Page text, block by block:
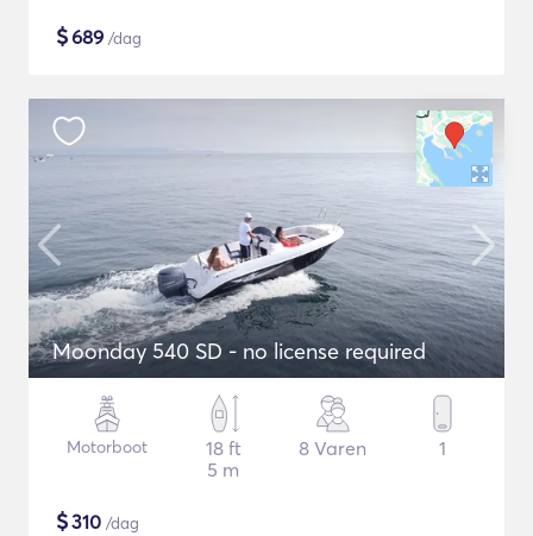
$689 /dag
Moonday 540 SD - no license required
Motorboot
18 ft
5 m
8 Varen 1
$310 /dag